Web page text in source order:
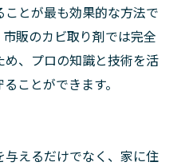
とが最も効果的な方法で
販のカビ取り剤では完全
、プロの知識と技術を活
ことができます。
えるだけでなく、家に住